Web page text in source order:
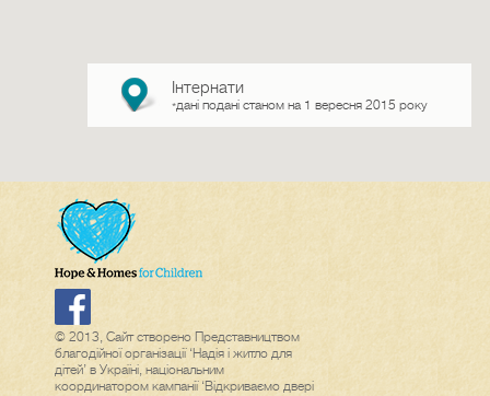
Інтернати
*дані подані станом на 1 вересня 2015 року
© 2013, Сайт створено Представництвом
благодійної організації ‘Надія і житло для
дітей’ в Україні, національним
координатором кампанії ‘Відкриваємо двері